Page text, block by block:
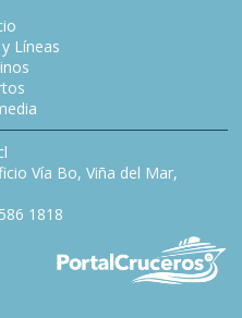
Líneas
Vía Bo, Viña del Mar,
1818